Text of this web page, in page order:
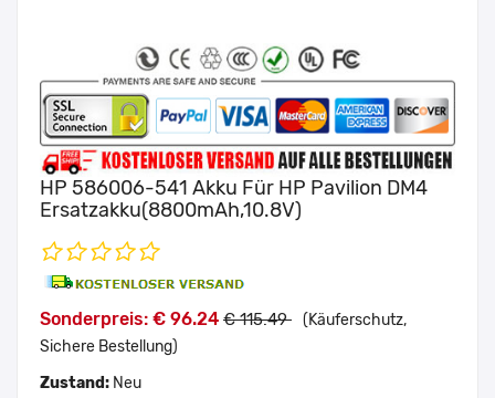
HP 586006-541 Akku Für HP Pavilion DM4
Ersatzakku(8800mAh,10.8V)
Sonderpreis: € 96.24 € 115.49 (Käuferschutz,
Sichere Bestellung)
Zustand: Neu